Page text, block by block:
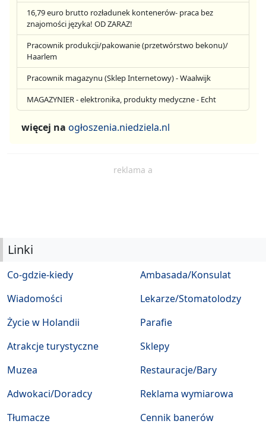
16,79 euro brutto rozładunek kontenerów- praca bez
znajomości języka! OD ZARAZ!
Pracownik produkcji/pakowanie (przetwórstwo bekonu)/
Haarlem
Pracownik magazynu (Sklep Internetowy) - Waalwijk
MAGAZYNIER - elektronika, produkty medyczne - Echt
więcej na ogłoszenia.niedziela.nl
reklama a
Linki
Co-gdzie-kiedy
Wiadomości
Życie w Holandii
Atrakcje turystyczne
Muzea
Ambasada/Konsulat
Lekarze/Stomatolodzy
Parafie
Sklepy
Restauracje/Bary
Adwokaci/Doradcy
Tłumacze
Reklama wymiarowa
Cennik banerów